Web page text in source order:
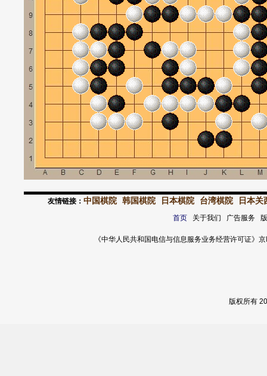
友情链接： 中国棋院 韩国棋院 日本棋院 台湾棋院 日本关
首页关于我们 广告服务
《中华人民共和国电信与信息服务业务经营许可证
版权所有